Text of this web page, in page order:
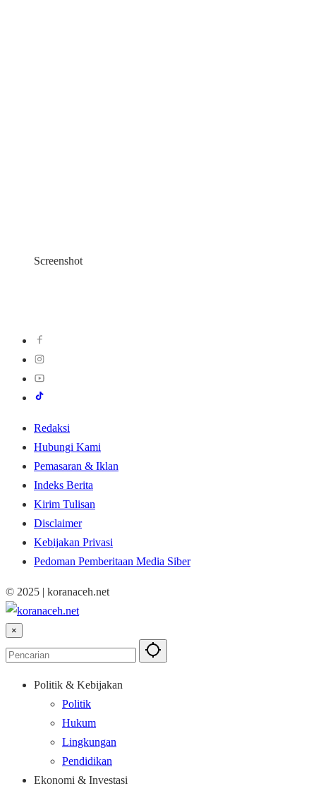
Screenshot
Redaksi
Hubungi Kami
Pemasaran & Iklan
Indeks Berita
Kirim Tulisan
Disclaimer
Kebijakan Privasi
Pedoman Pemberitaan Media Siber
© 2025 | koranaceh.net
×
Politik & Kebijakan
Politik
Hukum
Lingkungan
Pendidikan
Ekonomi & Investasi